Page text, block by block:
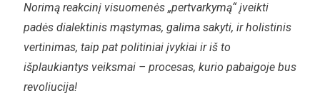
Norimą reakcinį visuomenės „pertvarkymą“ įveikti
padės dialektinis mąstymas, galima sakyti, ir holistinis
vertinimas, taip pat politiniai įvykiai ir iš to
išplaukiantys veiksmai – procesas, kurio pabaigoje bus
revoliucija!